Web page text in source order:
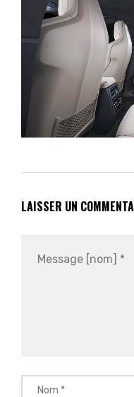
LAISSER UN